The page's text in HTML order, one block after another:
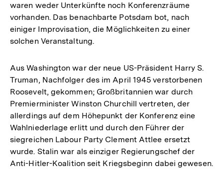
waren weder Unterkünfte noch Konferenzräume
vorhanden. Das benachbarte Potsdam bot, nach
einiger Improvisation, die Möglichkeiten zu einer
solchen Veranstaltung.
Aus Washington war der neue US-Präsident Harry S.
Truman, Nachfolger des im April 1945 verstorbenen
Roosevelt, gekommen; Großbritannien war durch
Premierminister Winston Churchill vertreten, der
allerdings auf dem Höhepunkt der Konferenz eine
Wahlniederlage erlitt und durch den Führer der
siegreichen Labour Party Clement Attlee ersetzt
wurde. Stalin war als einziger Regierungschef der
Anti-Hitler-Koalition seit Kriegsbeginn dabei gewesen.